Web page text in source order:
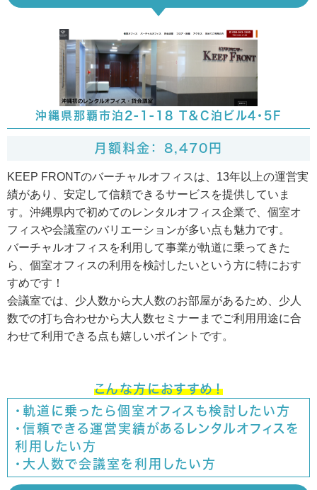
沖縄県那覇市泊2-1-18 T＆C泊ビル4・5F
月額料金： 8,470円
KEEP FRONTのバーチャルオフィスは、13年以上の運営実
績があり、安定して信頼できるサービスを提供していま
す。沖縄県内で初めてのレンタルオフィス企業で、個室オ
フィスや会議室のバリエーションが多い点も魅力です。
バーチャルオフィスを利用して事業が軌道に乗ってきた
ら、個室オフィスの利用を検討したいという方に特におす
すめです！
会議室では、少人数から大人数のお部屋があるため、少人
数での打ち合わせから大人数セミナーまでご利用用途に合
わせて利用できる点も嬉しいポイントです。
こんな方におすすめ！
・軌道に乗ったら個室オフィスも検討したい方
・信頼できる運営実績があるレンタルオフィスを
利用したい方
・大人数で会議室を利用したい方